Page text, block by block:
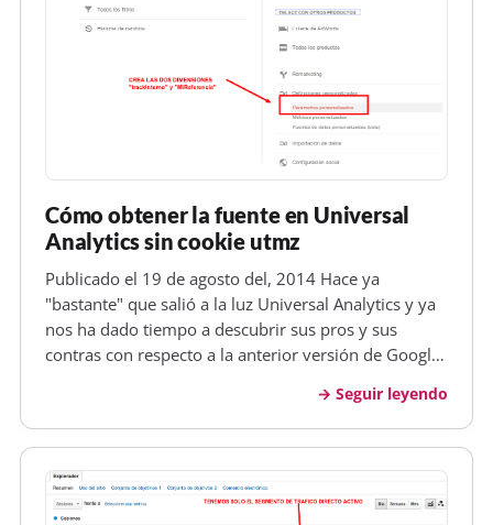
Cómo obtener la fuente en Universal
Analytics sin cookie utmz
Publicado el 19 de agosto del, 2014 Hace ya
"bastante" que salió a la luz Universal Analytics y ya
nos ha dado tiempo a descubrir sus pros y sus
contras con respecto a la anterior versión de Google
además, y es sobre uno de estos puntos sobre el que
vamos a hablar hoy.…
Seguir leyendo